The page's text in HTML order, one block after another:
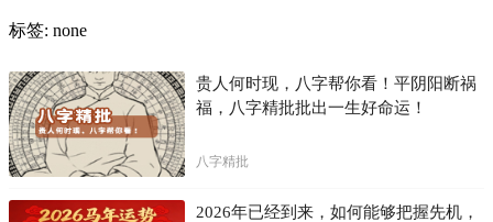
标签: none
贵人何时现，八字帮你看！平阴阳断祸
福，八字精批批出一生好命运！
八字精批
2026年已经到来，如何能够把握先机，